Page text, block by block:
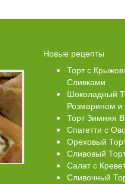
Торт со Свеклой
Новые рецепты
Торт с
Сливками
Шоколадный
Розмарином
Торт Зимняя
Спагетти с
Ореховый
Сливовый
Салат с
Сливочный